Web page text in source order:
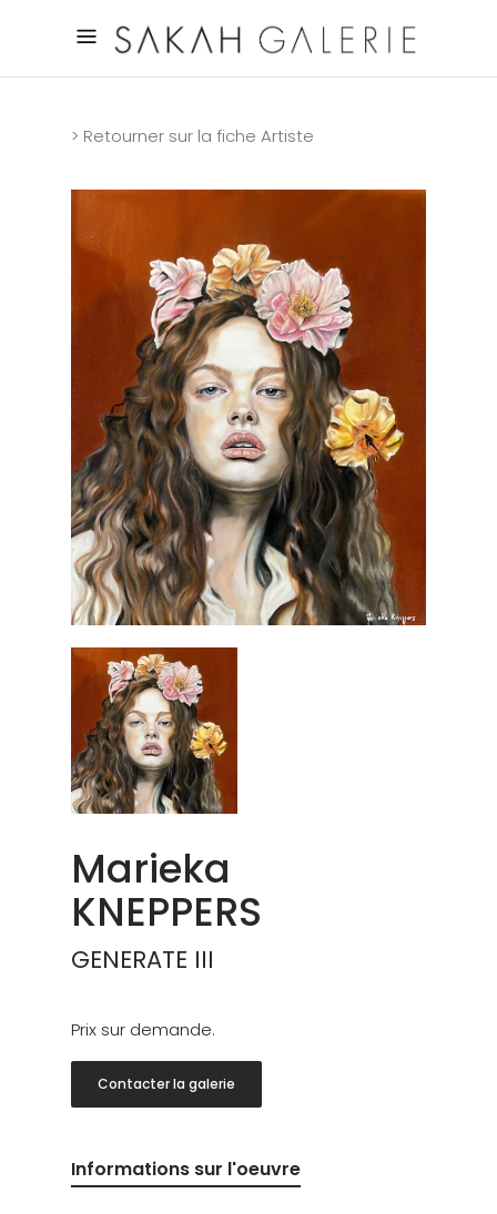
> Retourner sur la fiche Artiste
Marieka
KNEPPERS
GENERATE III
Prix sur demande.
Contacter la galerie
Informations sur l'oeuvre